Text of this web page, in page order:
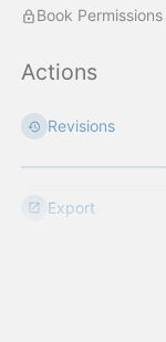
Book
Actions
Revisions
Export